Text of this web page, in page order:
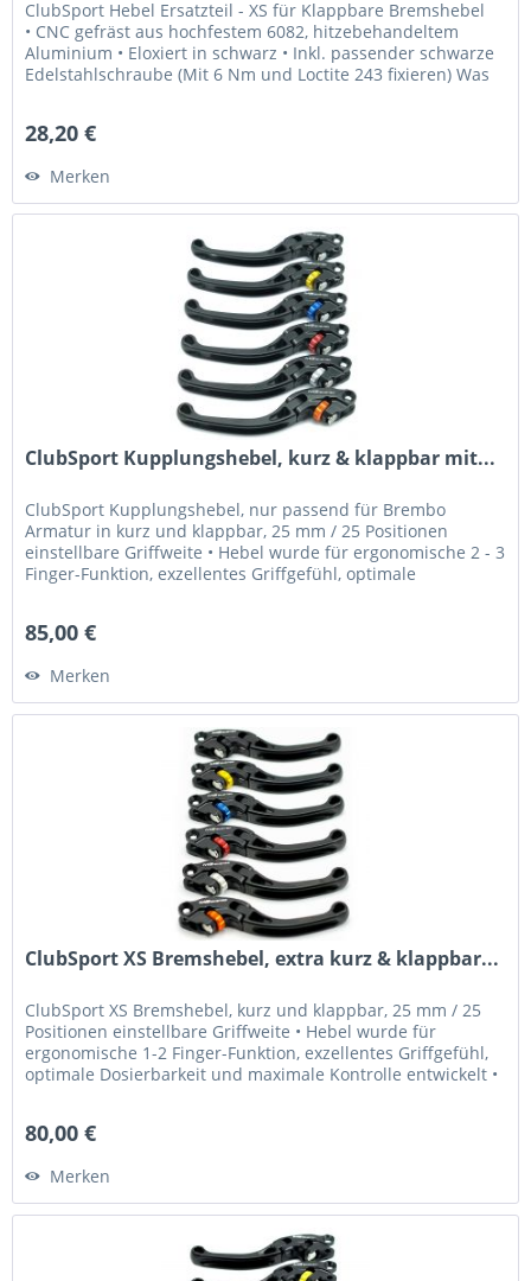
ClubSport Hebel Ersatzteil - XS für Klappbare Bremshebel
• CNC gefräst aus hochfestem 6082, hitzebehandeltem
Aluminium • Eloxiert in schwarz • Inkl. passender schwarze
Edelstahlschraube (Mit 6 Nm und Loctite 243 fixieren) Was
28,20 €
Merken
ClubSport Kupplungshebel, kurz & klappbar mit...
ClubSport Kupplungshebel, nur passend für Brembo
Armatur in kurz und klappbar, 25 mm / 25 Positionen
einstellbare Griffweite • Hebel wurde für ergonomische 2 - 3
Finger-Funktion, exzellentes Griffgefühl, optimale
85,00 €
Merken
ClubSport XS Bremshebel, extra kurz & klappbar...
ClubSport XS Bremshebel, kurz und klappbar, 25 mm / 25
Positionen einstellbare Griffweite • Hebel wurde für
ergonomische 1-2 Finger-Funktion, exzellentes Griffgefühl,
optimale Dosierbarkeit und maximale Kontrolle entwickelt •
80,00 €
Merken